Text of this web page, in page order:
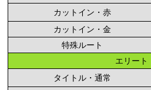
カットイン・赤
カットイン・金
特殊ルート
エリート
タイトル・通常